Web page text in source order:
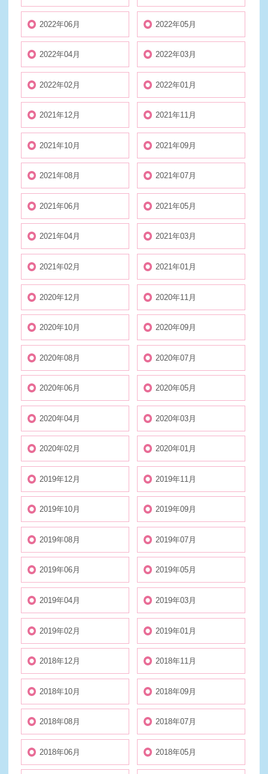
2022年06月 2022年05月
2022年04月 2022年03月
2022年02月 2022年01月
2021年12月 2021年11月
2021年10月 2021年09月
2021年08月 2021年07月
2021年06月 2021年05月
2021年04月 2021年03月
2021年02月 2021年01月
2020年12月 2020年11月
2020年10月 2020年09月
2020年08月 2020年07月
2020年06月 2020年05月
2020年04月 2020年03月
2020年02月 2020年01月
2019年12月 2019年11月
2019年10月 2019年09月
2019年08月 2019年07月
2019年06月 2019年05月
2019年04月 2019年03月
2019年02月 2019年01月
2018年12月 2018年11月
2018年10月 2018年09月
2018年08月 2018年07月
2018年06月 2018年05月